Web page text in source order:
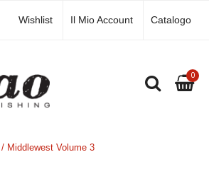
Wishlist Il Mio Account Catalogo
0
/ Middlewest Volume 3